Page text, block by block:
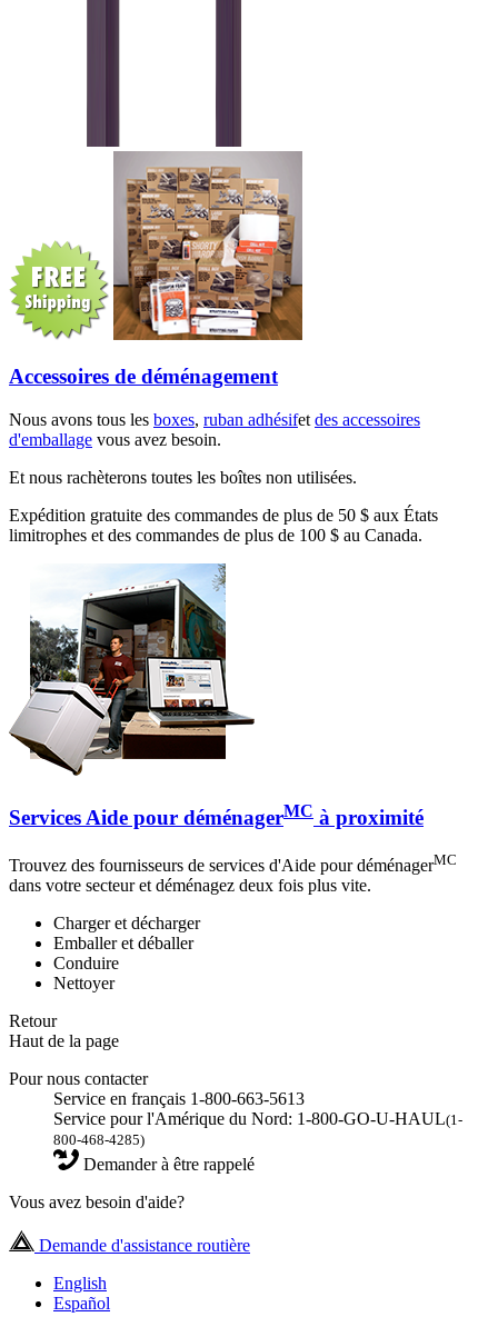
Accessoires de déménagement
Nous avons tous les boxes, ruban adhésifet des accessoires
d'emballage vous avez besoin.
Et nous rachèterons toutes les boîtes non utilisées.
Expédition gratuite des commandes de plus de 50 $ aux États
limitrophes et des commandes de plus de 100 $ au Canada.
Services Aide pour déménagerMC à proximité
Trouvez des fournisseurs de services d'Aide pour déménagerMC
dans votre secteur et déménagez deux fois plus vite.
Charger et décharger
Emballer et déballer
Conduire
Nettoyer
Retour
Haut de la page
Pour nous contacter
Service en français 1-800-663-5613
Service pour l'Amérique du Nord: 1-800-GO-U-HAUL(1-
800-468-4285)
Demander à être rappelé
Vous avez besoin d'aide?
Demande d'assistance routière
English
Español